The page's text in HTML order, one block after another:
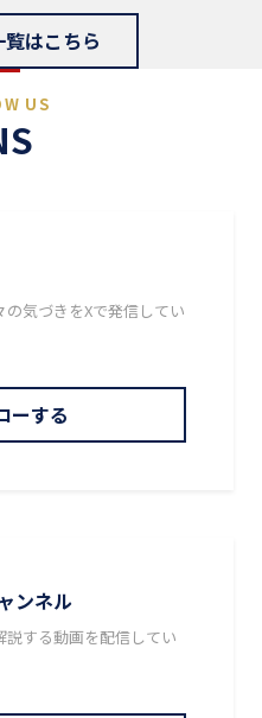
はこちら
US
気づきをXで発信してい
ーする
ンネル
する動画を配信してい